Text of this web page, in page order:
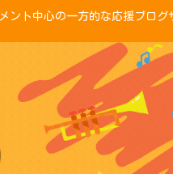
メント中心の一方的な応援ブ